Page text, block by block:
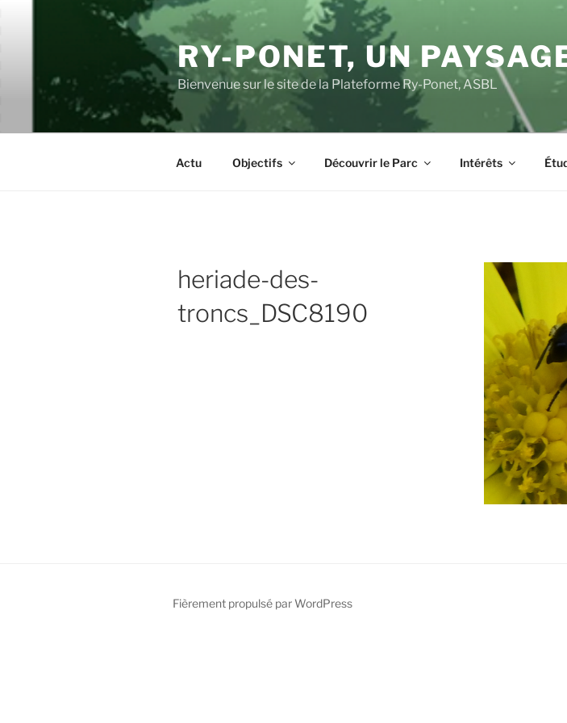
RY-PONET, UN
Bienvenue sur le site de la Plateforme Ry-Ponet, ASBL
Actu Objectifs Découvrir le Parc Intérêts
heriade-des-
troncs_DSC8190
Fièrement propulsé par WordPress